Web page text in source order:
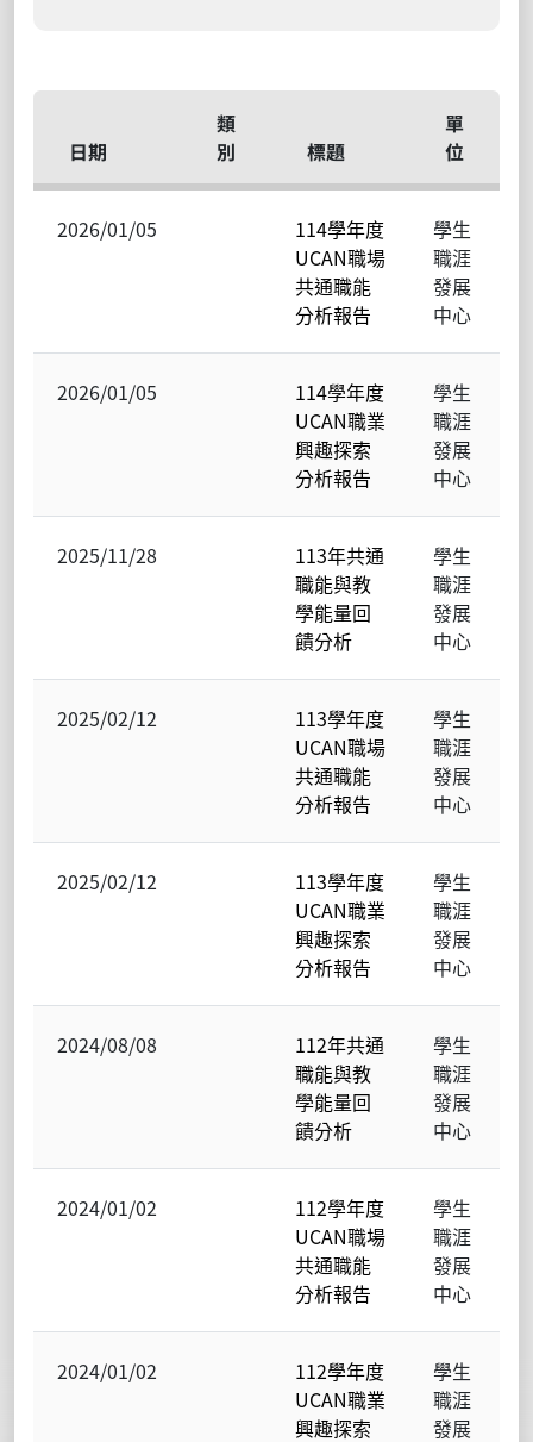
日期
類
別
標題
單
位
2026/01/05
114學年度
UCAN職場
共通職能
分析報告
學生
職涯
發展
中心
2026/01/05
114學年度
UCAN職業
興趣探索
分析報告
學生
職涯
發展
中心
2025/11/28
113年共通
職能與教
學能量回
饋分析
學生
職涯
發展
中心
2025/02/12
113學年度
UCAN職場
共通職能
分析報告
學生
職涯
發展
中心
2025/02/12
113學年度
UCAN職業
興趣探索
分析報告
學生
職涯
發展
中心
2024/08/08
112年共通
職能與教
學能量回
饋分析
學生
職涯
發展
中心
2024/01/02
112學年度
UCAN職場
共通職能
分析報告
學生
職涯
發展
中心
2024/01/02
112學年度
UCAN職業
興趣探索
學生
職涯
發展